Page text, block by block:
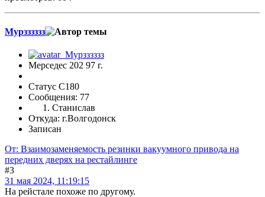
Мурзззззз
Мерседес 202 97 г.
Статус C180
Сообщения: 77
Станислав
Откуда: г.Волгодонск
Записан
От: Взаимозаменяемость резинки вакуумного привода на
передних дверях на рестайлинге
#3
31 мая 2024, 11:19:15
На рейстале похоже по другому.